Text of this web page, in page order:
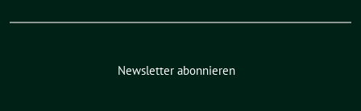
Newsletter abonnieren